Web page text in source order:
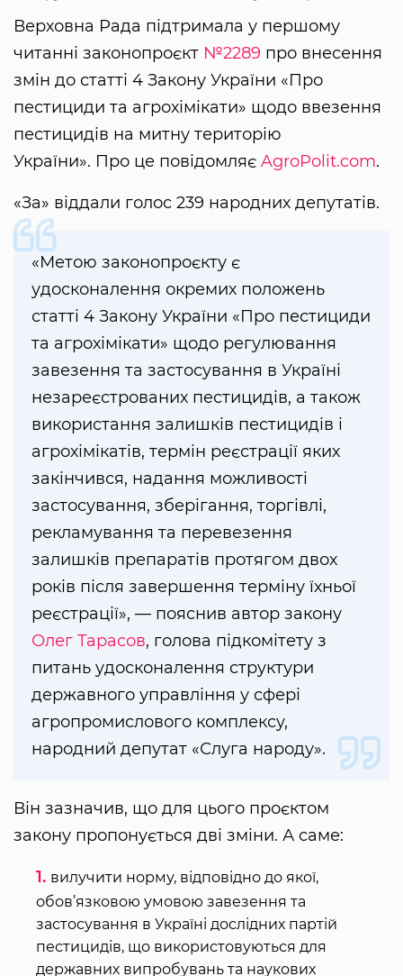
Верховна Рада підтримала у першому
читанні законопроєкт №2289 про внесення
змін до статті 4 Закону України «Про
пестициди та агрохімікати» щодо ввезення
пестицидів на митну територію
України». Про це повідомляє AgroPolit.com.
«За» віддали голос 239 народних депутатів.
«Метою законопроєкту є
удосконалення окремих положень
статті 4 Закону України «Про пестициди
та агрохімікати» щодо регулювання
завезення та застосування в Україні
незареєстрованих пестицидів, а також
використання залишків пестицидів і
агрохімікатів, термін реєстрації яких
закінчився, надання можливості
застосування, зберігання, торгівлі,
рекламування та перевезення
залишків препаратів протягом двох
років після завершення терміну їхньої
реєстрації», — пояснив автор закону
Олег Тарасов, голова підкомітету з
питань удосконалення структури
державного управління у сфері
агропромислового комплексу,
народний депутат «Слуга народу».
Він зазначив, що для цього проєктом
закону пропонується дві зміни. А саме:
вилучити норму, відповідно до якої,
обов’язковою умовою завезення та
застосування в Україні дослідних партій
пестицидів, що використовуються для
державних випробувань та наукових